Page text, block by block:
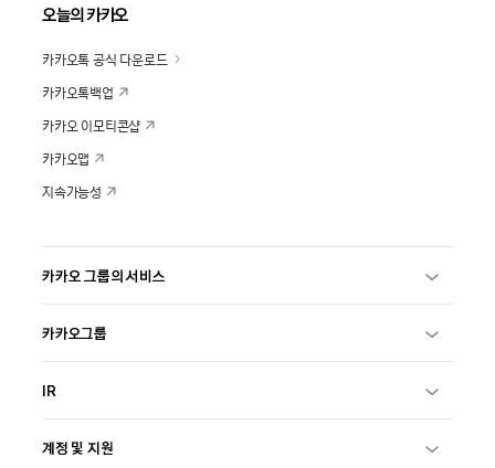
오늘의 카카오
카카오톡 공식 다운로드
카카오톡백업
카카오 이모티콘샵
카카오맵
지속가능성
카카오 그룹의 서비스
카카오그룹
IR
계정 및 지원